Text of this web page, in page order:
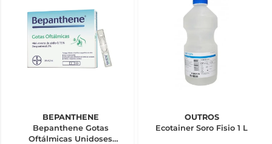
BEPANTHENE
Bepanthene Gotas
Oftálmicas Unidoses
OUTROS
Ecotainer Soro Fisio 1 L